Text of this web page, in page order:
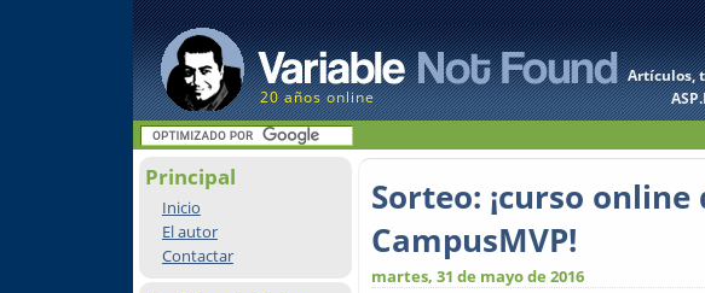
20 años online
Artículos,
Principal
Inicio
El autor
Contactar
Sorteo: ¡curso online
CampusMVP!
martes, 31 de mayo de 2016